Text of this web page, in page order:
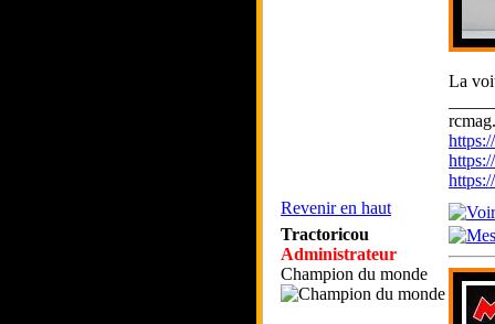
La
Revenir en haut
Tractoricou
Administrateur
Champion du monde